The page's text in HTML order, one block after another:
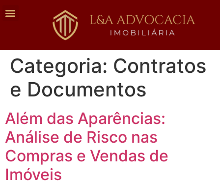
Categoria: Contratos
e Documentos
Além das Aparências:
Análise de Risco nas
Compras e Vendas de
Imóveis